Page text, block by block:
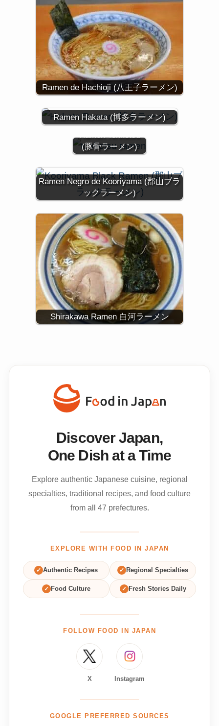
Ramen de Hachioji (八王子ラーメン)
Ramen Hakata (博多ラーメン)
Ramen Tonkotsu
(豚骨ラーメン)
Ramen Negro de Kooriyama (郡山ブラ
ックラーメン)
Shirakawa Ramen 白河ラーメン
Discover Japan,
One Dish at a Time
Explore authentic Japanese cuisine, regional
specialties, traditional recipes, and food culture
from all 47 prefectures.
EXPLORE WITH FOOD IN JAPAN
✓ Authentic Recipes ✓ Regional Specialties
✓ Food Culture ✓ Fresh Stories Daily
FOLLOW FOOD IN JAPAN
X Instagram
GOOGLE PREFERRED SOURCES